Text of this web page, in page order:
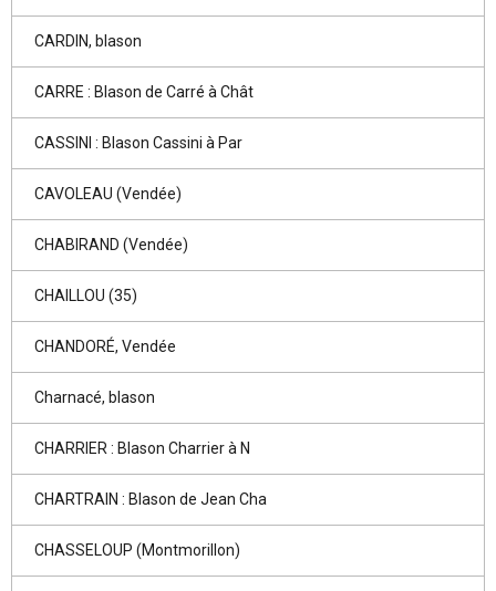
CARDIN, blason
CARRE : Blason de Carré à Chât
CASSINI : Blason Cassini à Par
CAVOLEAU (Vendée)
CHABIRAND (Vendée)
CHAILLOU (35)
CHANDORÉ, Vendée
Charnacé, blason
CHARRIER : Blason Charrier à N
CHARTRAIN : Blason de Jean Cha
CHASSELOUP (Montmorillon)